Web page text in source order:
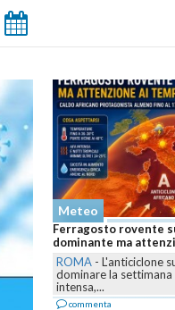
Meteo
Ferragosto rovente
dominante ma
ROMA - L'anticiclone
dominare la
intensa,...
commenta